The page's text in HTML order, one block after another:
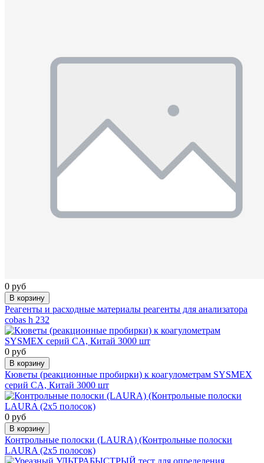
0 руб
В корзину
Реагенты и расходные материалы реагенты для анализатора
cobas h 232
0 руб
В корзину
Кюветы (реакционные пробирки) к коагулометрам SYSMEX
серий CА, Китай 3000 шт
0 руб
В корзину
Контрольные полоски (LAURA) (Контрольные полоски
LAURA (2х5 полосок)